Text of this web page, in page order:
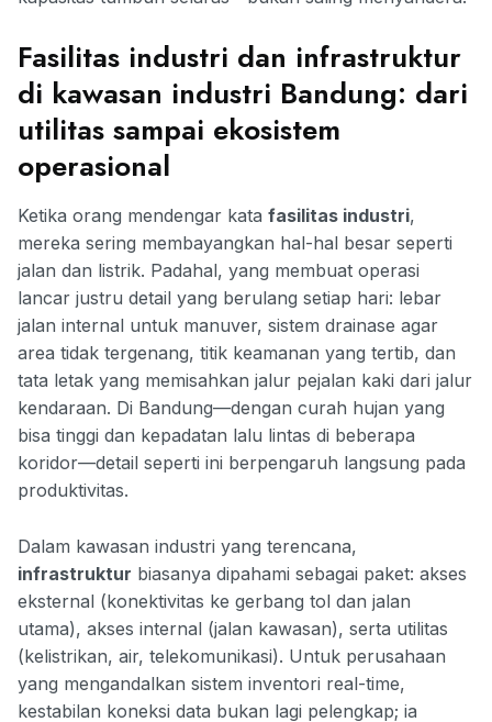
Fasilitas industri dan infrastruktur
di kawasan industri Bandung: dari
utilitas sampai ekosistem
operasional
Ketika orang mendengar kata fasilitas industri,
mereka sering membayangkan hal-hal besar seperti
jalan dan listrik. Padahal, yang membuat operasi
lancar justru detail yang berulang setiap hari: lebar
jalan internal untuk manuver, sistem drainase agar
area tidak tergenang, titik keamanan yang tertib, dan
tata letak yang memisahkan jalur pejalan kaki dari jalur
kendaraan. Di Bandung—dengan curah hujan yang
bisa tinggi dan kepadatan lalu lintas di beberapa
koridor—detail seperti ini berpengaruh langsung pada
produktivitas.
Dalam kawasan industri yang terencana,
infrastruktur biasanya dipahami sebagai paket: akses
eksternal (konektivitas ke gerbang tol dan jalan
utama), akses internal (jalan kawasan), serta utilitas
(kelistrikan, air, telekomunikasi). Untuk perusahaan
yang mengandalkan sistem inventori real-time,
kestabilan koneksi data bukan lagi pelengkap; ia